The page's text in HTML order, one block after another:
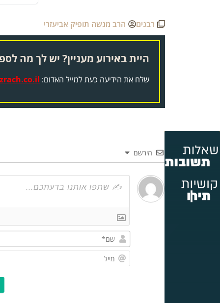
רבנים הרב מנשה תופיק אביעזרי
היית באירוע מעניין? יש לך מה
שלח את הידיעה כעת למייל האדום:
הירשם